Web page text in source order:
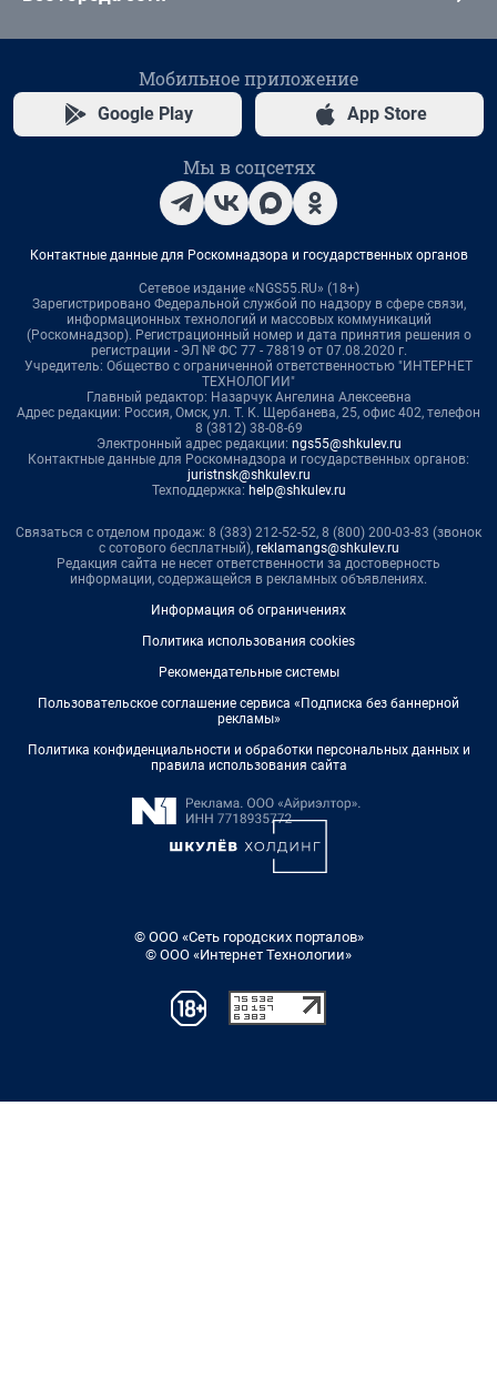
Мобильное приложение
Google Play App Store
Мы в соцсетях
Контактные данные для Роскомнадзора и государственных органов
Сетевое издание «NGS55.RU» (18+)
Зарегистрировано Федеральной службой по надзору в сфере связи,
информационных технологий и массовых коммуникаций
(Роскомнадзор). Регистрационный номер и дата принятия решения о
регистрации - ЭЛ № ФС 77 - 78819 от 07.08.2020 г.
Учредитель: Общество с ограниченной ответственностью "ИНТЕРНЕТ
ТЕХНОЛОГИИ"
Главный редактор: Назарчук Ангелина Алексеевна
Адрес редакции: Россия, Омск, ул. Т. К. Щербанева, 25, офис 402, телефон
8 (3812) 38-08-69
Электронный адрес редакции: ngs55@shkulev.ru
Контактные данные для Роскомнадзора и государственных органов:
juristnsk@shkulev.ru
Техподдержка: help@shkulev.ru
Связаться с отделом продаж: 8 (383) 212-52-52, 8 (800) 200-03-83 (звонок
с сотового бесплатный), reklamangs@shkulev.ru
Редакция сайта не несет ответственности за достоверность
информации, содержащейся в рекламных объявлениях.
Информация об ограничениях
Политика использования cookies
Рекомендательные системы
Пользовательское соглашение сервиса «Подписка без баннерной
рекламы»
Политика конфиденциальности и обработки персональных данных и
правила использования сайта
© ООО «Сеть городских порталов»
© ООО «Интернет Технологии»